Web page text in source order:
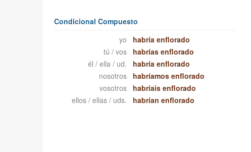
Condicional Compuesto
yo
habría enflorado
tú / vos
habrías enflorado
él / ella / ud.
habría enflorado
nosotros
habríamos enflorado
vosotros
habríais enflorado
ellos / ellas / uds.
habrían enflorado